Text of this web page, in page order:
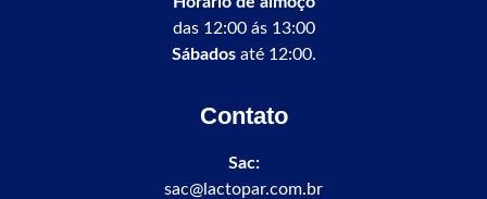
das 12:00 ás 13:00
Sábadosaté 12:00.
Contato
Sac:
sac@lactopar.com.br